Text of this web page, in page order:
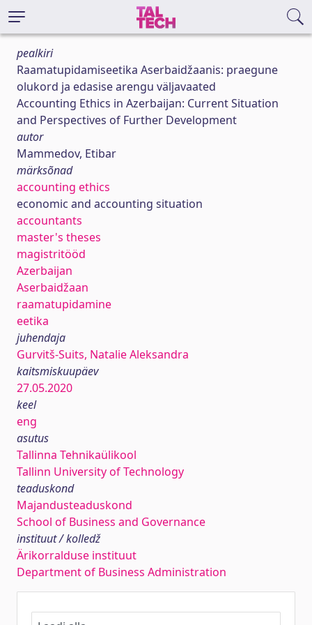
pealkiri
Raamatupidamiseetika Aserbaidžaanis: praegune
olukord ja edasise arengu väljavaated
Accounting Ethics in Azerbaijan: Current Situation
and Perspectives of Further Development
autor
Mammedov, Etibar
märksõnad
accounting ethics
economic and accounting situation
accountants
master's theses
magistritööd
Azerbaijan
Aserbaidžaan
raamatupidamine
eetika
juhendaja
Gurvitš-Suits, Natalie Aleksandra
kaitsmiskuupäev
27.05.2020
keel
eng
asutus
Tallinna Tehnikaülikool
Tallinn University of Technology
teaduskond
Majandusteaduskond
School of Business and Governance
instituut / kolledž
Ärikorralduse instituut
Department of Business Administration